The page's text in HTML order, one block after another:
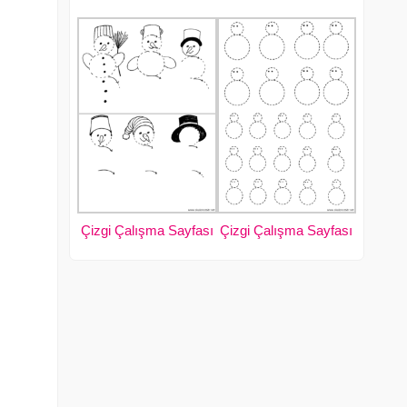
Çizgi Çalışma Sayfası Çizgi Çalışma Sayfası